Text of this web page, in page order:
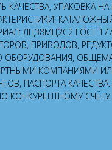
КАЧЕСТВА, УПАКОВКА
ЛЦ38МЦ2С2 ГОСТ
ПРИВОДОВ,
ОБОРУДОВАНИЯ,
КОМПАНИЯМИ
ПАСПОРТА
КОНКУРЕНТНОМУ СЧЁТУ.